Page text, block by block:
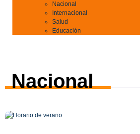
Nacional
Internacional
Salud
Educación
Nacional